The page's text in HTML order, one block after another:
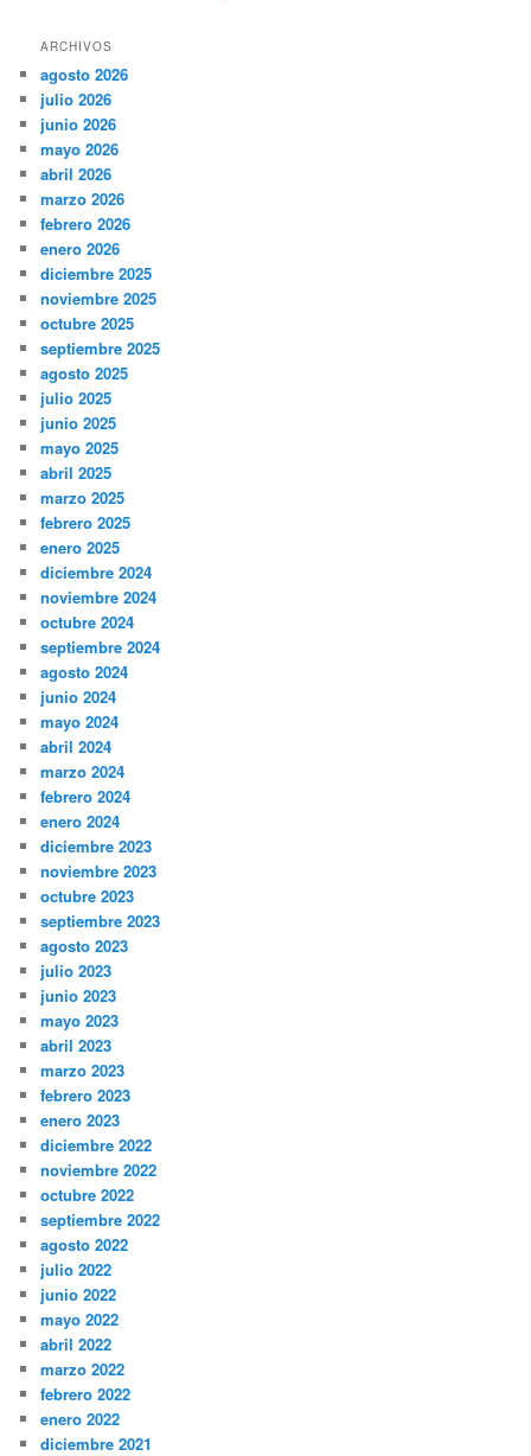
ARCHIVOS
agosto 2026
julio 2026
junio 2026
mayo 2026
abril 2026
marzo 2026
febrero 2026
enero 2026
diciembre 2025
noviembre 2025
octubre 2025
septiembre 2025
agosto 2025
julio 2025
junio 2025
mayo 2025
abril 2025
marzo 2025
febrero 2025
enero 2025
diciembre 2024
noviembre 2024
octubre 2024
septiembre 2024
agosto 2024
junio 2024
mayo 2024
abril 2024
marzo 2024
febrero 2024
enero 2024
diciembre 2023
noviembre 2023
octubre 2023
septiembre 2023
agosto 2023
julio 2023
junio 2023
mayo 2023
abril 2023
marzo 2023
febrero 2023
enero 2023
diciembre 2022
noviembre 2022
octubre 2022
septiembre 2022
agosto 2022
julio 2022
junio 2022
mayo 2022
abril 2022
marzo 2022
febrero 2022
enero 2022
diciembre 2021